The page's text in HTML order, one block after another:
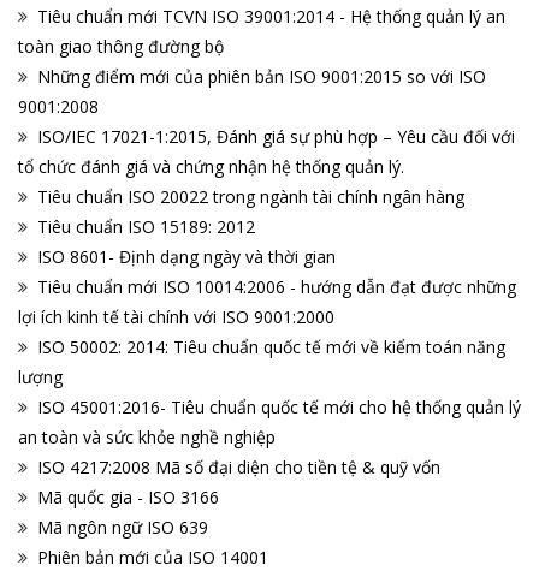
Tiêu chuẩn mới TCVN ISO 39001:2014 - Hệ thống quản lý an
toàn giao thông đường bộ
Những điểm mới của phiên bản ISO 9001:2015 so với ISO
9001:2008
ISO/IEC 17021-1:2015, Đánh giá sự phù hợp – Yêu cầu đối với
tổ chức đánh giá và chứng nhận hệ thống quản lý.
Tiêu chuẩn ISO 20022 trong ngành tài chính ngân hàng
Tiêu chuẩn ISO 15189: 2012
ISO 8601- Định dạng ngày và thời gian
Tiêu chuẩn mới ISO 10014:2006 - hướng dẫn đạt được những
lợi ích kinh tế tài chính với ISO 9001:2000
ISO 50002: 2014: Tiêu chuẩn quốc tế mới về kiểm toán năng
lượng
ISO 45001:2016- Tiêu chuẩn quốc tế mới cho hệ thống quản lý
an toàn và sức khỏe nghề nghiệp
ISO 4217:2008 Mã số đại diện cho tiền tệ & quỹ vốn
Mã quốc gia - ISO 3166
Mã ngôn ngữ ISO 639
Phiên bản mới của ISO 14001